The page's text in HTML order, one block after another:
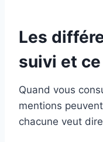
Les
suivi et
Quand vous
mentions
chacune veut